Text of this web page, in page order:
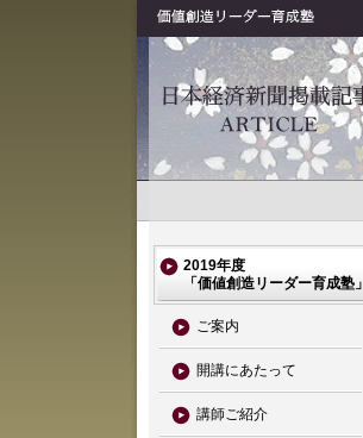
2019年度
「価値創造リーダー育成塾」
ご案内
開講にあたって
講師ご紹介